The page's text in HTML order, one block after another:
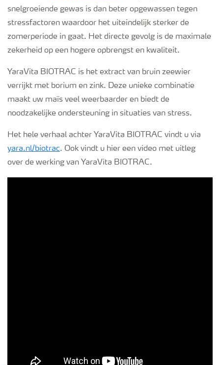
snelgroeiende gewas is dan beter opgewassen tegen
stressfactoren waardoor het uiteindelijk sterker de
zomerperiode in gaat. Het directe gevolg is de maximale
zekerheid op een hogere opbrengst en kwaliteit.
YaraVita BIOTRAC is het extract van bruin zeewier
verrijkt met borium en zink. Deze unieke combinatie
maakt uw maïs veel weerbaarder en biedt de
noodzakelijke ondersteuning in situaties van stress.
Het hele verhaal achter YaraVita BIOTRAC vindt u via
yara.nl/biotrac. Ook vindt u hier een video met uitleg
over de werking van YaraVita BIOTRAC.